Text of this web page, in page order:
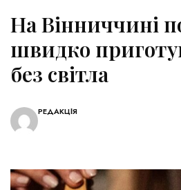
На Вінниччині
швидко
без світла
РЕДАКЦІЯ